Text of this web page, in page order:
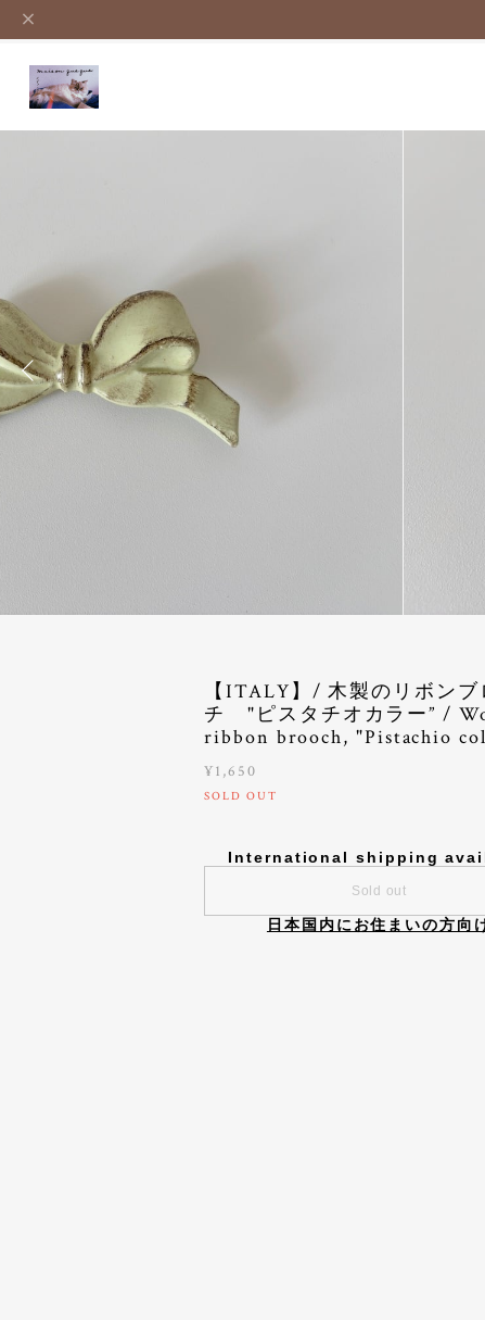
【ITALY】/ 木製のリボンブ
チ "ピスタチオカラー” /
ribbon brooch, "Pistachio
¥1,650
SOLD OUT
International shipping
Sold out
日本国内にお住まいの方向